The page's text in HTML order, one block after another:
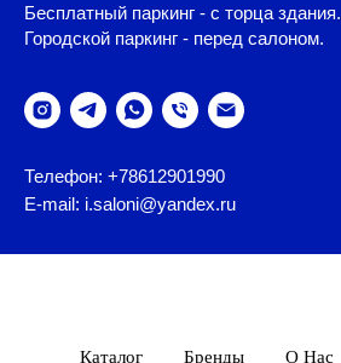
Бесплатный паркинг - с торца здания.
Городской паркинг - перед салоном.
Телефон: +78612901990
E-mail: i.saloni@yandex.ru
Каталог Бренды О Нас